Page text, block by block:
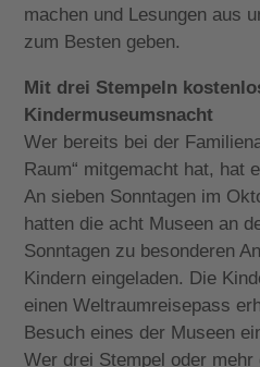
machen und Lesungen aus
zum Besten geben.
Mit drei Stempeln
Kindermuseumsnacht
Wer bereits bei der
Raum“ mitgemacht hat, hat
An sieben Sonntagen im
hatten die acht Museen an
Sonntagen zu besonderen
Kindern eingeladen. Die
einen Weltraumreisepass
Besuch eines der Museen
Wer drei Stempel oder